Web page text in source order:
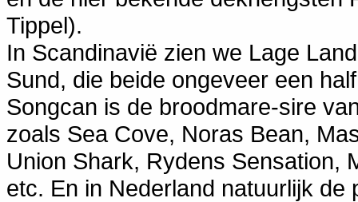
Tippel).
In Scandinavië zien we Lage
Sund, die beide ongeveer een
Songcan is de broodmare-sire
zoals Sea Cove, Noras Bean,
Union Shark, Rydens Sensation,
etc. En in Nederland natuurlijk